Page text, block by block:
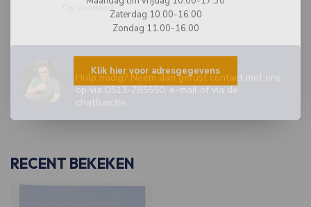
Op voorraad
Hulp nodig? Neem dan gerust contact met ons
op via 0513-785550, e-mail of via de
chatfunctie.
RECENT BEKEKEN
Zaterdag 10.00-16.00
Zondag 11.00-16.00
Klik hier voor adresgegevens